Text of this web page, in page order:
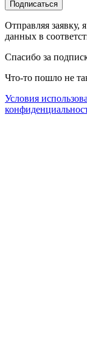
Отправляя заявку,
данных в
Спасибо за
Что-то пошло не
Условия